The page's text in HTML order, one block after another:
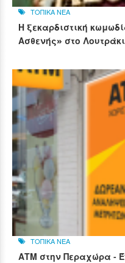
ΤΟΠΙΚΑ ΝΕΑ
Η ξεκαρδιστική
Ασθενής» στο Λουτράκι
ΤΟΠΙΚΑ ΝΕΑ
ΑΤΜ στην Περαχώρα -